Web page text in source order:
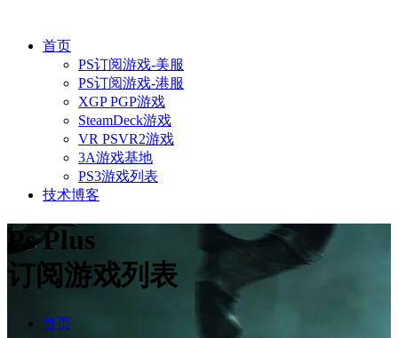
首页
PS订阅游戏-美服
PS订阅游戏-港服
XGP PGP游戏
SteamDeck游戏
VR PSVR2游戏
3A游戏基地
PS3游戏列表
技术博客
Ps Plus
订阅游戏列表
首页